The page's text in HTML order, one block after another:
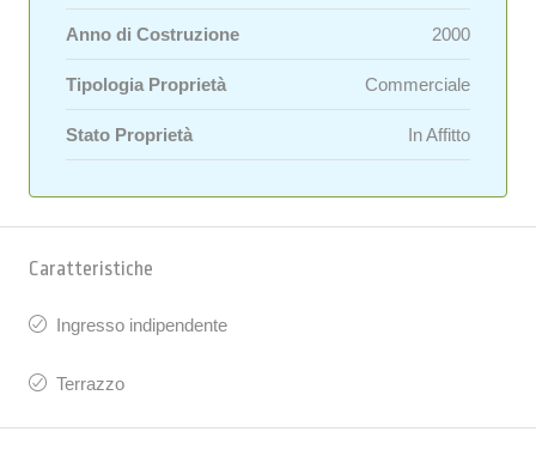
Anno di Costruzione 2000
Tipologia Proprietà Commerciale
Stato Proprietà In Affitto
Caratteristiche
Ingresso indipendente
Terrazzo